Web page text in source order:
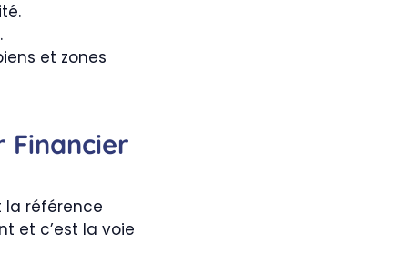
et zones
Financier
la référence
et c’est la voie